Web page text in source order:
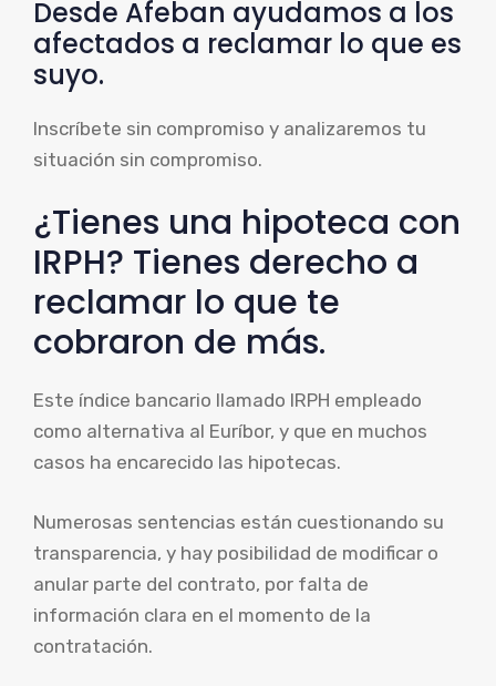
Desde Afeban ayudamos a los
afectados a reclamar lo que es
suyo.
Inscríbete sin compromiso y analizaremos tu
situación sin compromiso.
¿Tienes una hipoteca con
IRPH? Tienes derecho a
reclamar lo que te
cobraron de más.
Este índice bancario llamado IRPH empleado
como alternativa al Euríbor, y que en muchos
casos ha encarecido las hipotecas.
Numerosas sentencias están cuestionando su
transparencia, y hay posibilidad de modificar o
anular parte del contrato, por falta de
información clara en el momento de la
contratación.